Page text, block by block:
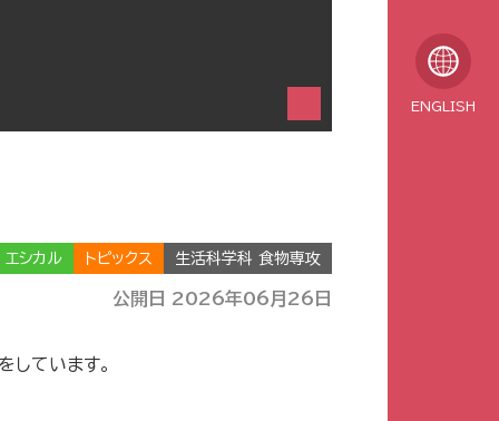
ENGLISH
エシカル トピックス 生活科学科 食物専攻
公開日 2026年06月26日
ています。